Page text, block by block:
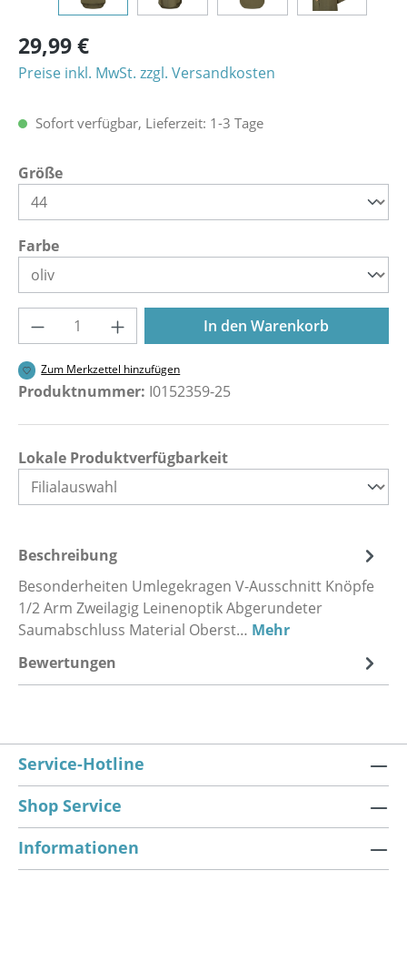
29,99 €
Preise inkl. MwSt. zzgl. Versandkosten
Sofort verfügbar, Lieferzeit: 1-3 Tage
Größeauswählen
Farbeauswählen
Produkt Anzahl: Gib den gewünschten
In den Warenkorb
Zum Merkzettel hinzufügen
Produktnummer: I0152359-25
Lokale Produktverfügbarkeit
Beschreibung
Besonderheiten Umlegekragen V-Ausschnitt Knöpfe
1/2 Arm Zweilagig Leinenoptik Abgerundeter
Saumabschluss Material Oberst… Mehr
Bewertungen
Service-Hotline
Shop Service
Informationen